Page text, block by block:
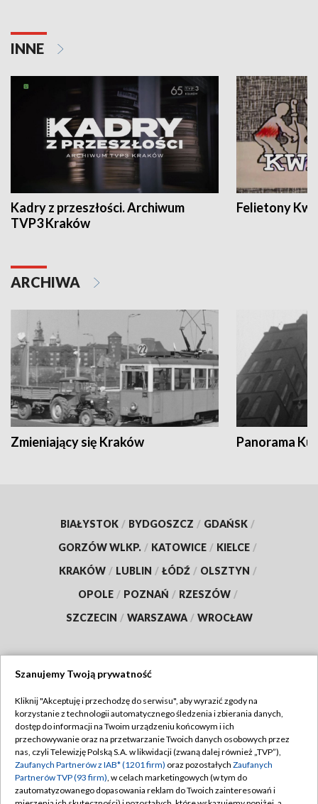
INNE
Kadry z przeszłości. Archiwum
TVP3 Kraków
Felietony
ARCHIWA
Zmieniający się Kraków Panorama
BIAŁYSTOK / BYDGOSZCZ / GDAŃSK /
GORZÓW WLKP. / KATOWICE / KIELCE /
KRAKÓW / LUBLIN / ŁÓDŹ / OLSZTYN /
OPOLE / POZNAŃ / RZESZÓW /
SZCZECIN / WARSZAWA / WROCŁAW
TVP
Abonament TVP
Emisja w TVP
Centrum informacji TVP
Regulamin TVP
Polityka prywatności
Moje zgody
Szanujemy Twoją prywatność
Kliknij "Akceptuję i przechodzę do serwisu", aby wyrazić zgody na
korzystanie z technologii automatycznego śledzenia i zbierania danych,
dostęp do informacji na Twoim urządzeniu końcowym i ich
przechowywanie oraz na przetwarzanie Twoich danych osobowych przez
nas, czyli Telewizję Polską S.A. w likwidacji (zwaną dalej również „TVP”),
Zaufanych Partnerów z IAB* (1201 firm) oraz pozostałych Zaufanych
Partnerów TVP (93 firm), w celach marketingowych (w tym do
zautomatyzowanego dopasowania reklam do Twoich zainteresowań i